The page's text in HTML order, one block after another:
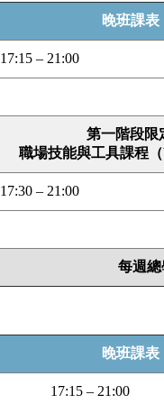
晚班課表
17:15 – 21:00
第一階段限
職場技能與工具課程（
17:30 – 21:00
每週總
晚班課表
17:15 – 21:00